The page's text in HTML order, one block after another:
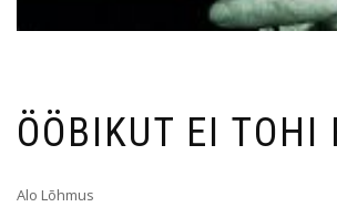
ÖÖBIKUT EI TOHI
Alo Lõhmus